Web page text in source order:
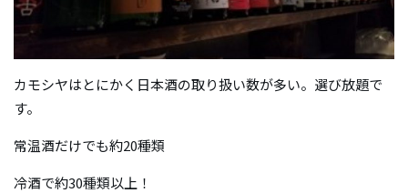
カモシヤはとにかく日本酒の取り扱い数が多い。選び放題で
す。
常温酒だけでも約20種類
冷酒で約30種類以上！